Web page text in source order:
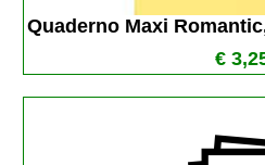
Quaderno Maxi
€